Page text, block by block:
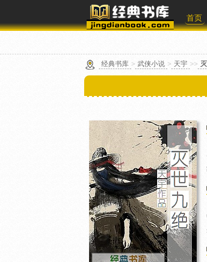
首页
经典书库 > 武侠小说 > 天宇 >>